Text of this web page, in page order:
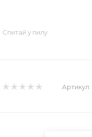
Спитай у пилу
Артикул: